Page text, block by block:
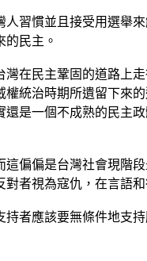
習慣並且接受用選舉
民主。
在民主鞏固的道路上
統治時期所遺留下來
是一個不成熟的民主
偏偏是台灣社會現階
者視為寇仇，在言語和
者應該要無條件地支